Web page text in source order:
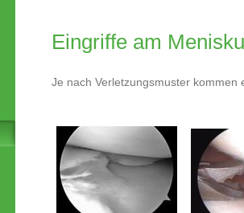
Eingriffe am
Je nach Verletzungsmuster kommen